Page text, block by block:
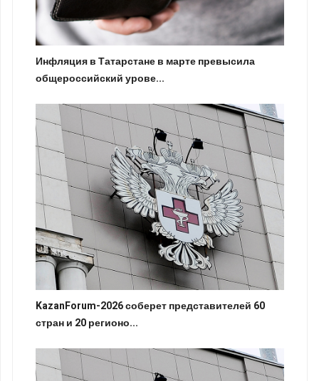
Инфляция в Татарстане в марте превысила
общероссийский урове...
KazanForum-2026 соберет представителей 60
стран и 20 регионо...